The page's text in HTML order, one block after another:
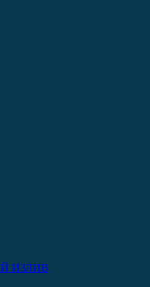
ИЗЛИВ